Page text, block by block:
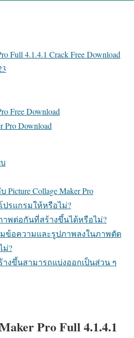
Full 4.1.4.1 Crack Free Download
Free Download
Pro Download
Collage Maker Pro
ปรแกรมให้หรือไม่?
พต่อกันที่สร้างขึ้นได้หรือไม่?
ข้อความและรูปภาพลงในภาพตัด
ม่?
งขึ้นสามารถแบ่งออกเป็นส่วน ๆ
Pro Full 4.1.4.1